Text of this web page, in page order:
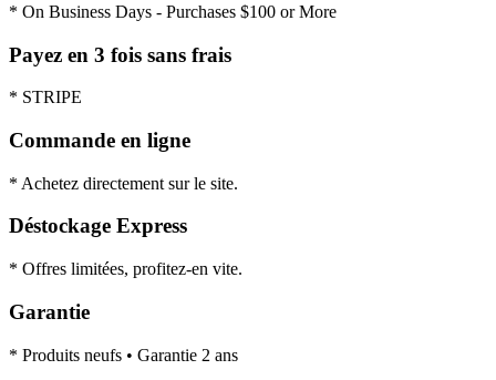
* On Business Days - Purchases $100 or More
Payez en 3 fois sans frais
* STRIPE
Commande en ligne
* Achetez directement sur le site.
Déstockage Express
* Offres limitées, profitez-en vite.
Garantie
* Produits neufs • Garantie 2 ans